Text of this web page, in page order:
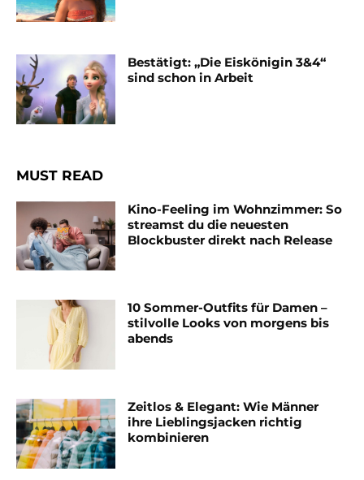
Bestätigt: „Die Eiskönigin 3&4“
sind schon in Arbeit
MUST READ
Kino-Feeling im Wohnzimmer: So
streamst du die neuesten
Blockbuster direkt nach Release
10 Sommer-Outfits für Damen –
stilvolle Looks von morgens bis
abends
Zeitlos & Elegant: Wie Männer
ihre Lieblingsjacken richtig
kombinieren